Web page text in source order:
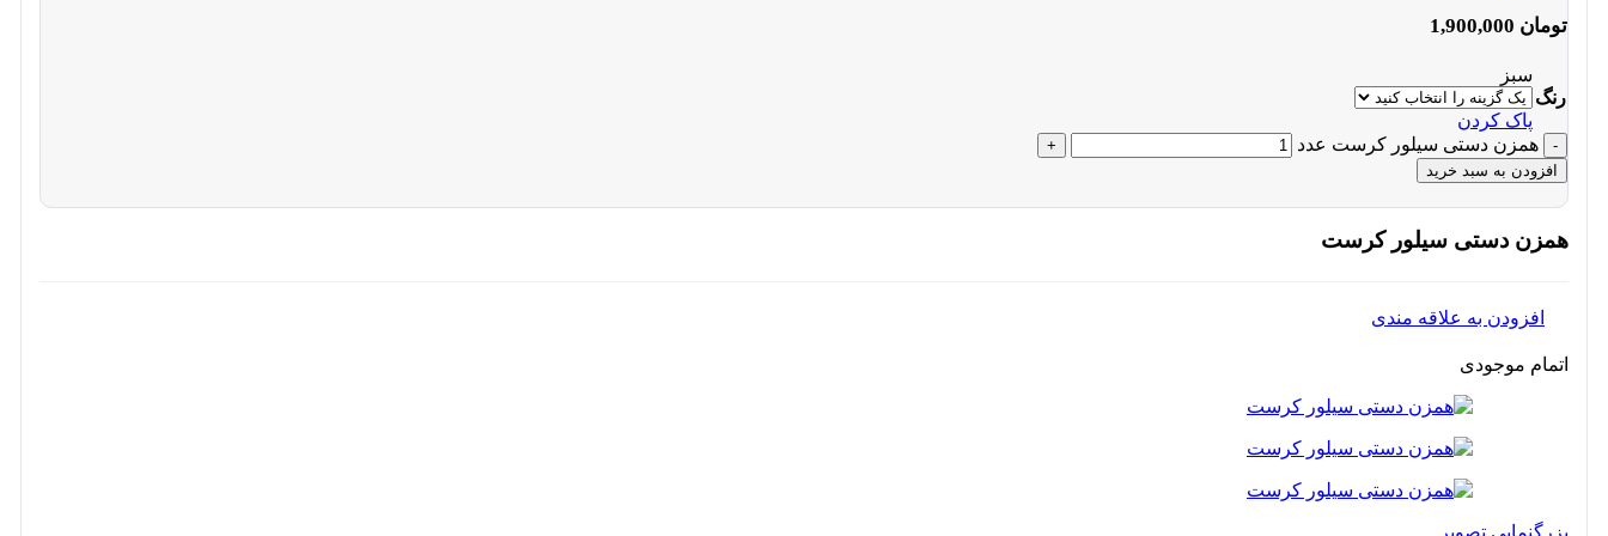
تومان
رنگ
سبز
پاک کردن
همزن دستی سیلور کرست عدد
افزودن به سبد خرید
همزن دستی سیلور کرست
افزودن به علاقه مندی
اتمام موجودی
بزرگنمایی تصویر